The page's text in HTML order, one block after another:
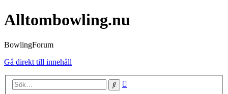
Alltombowling.nu
BowlingForum
Gå direkt till innehåll
Sök